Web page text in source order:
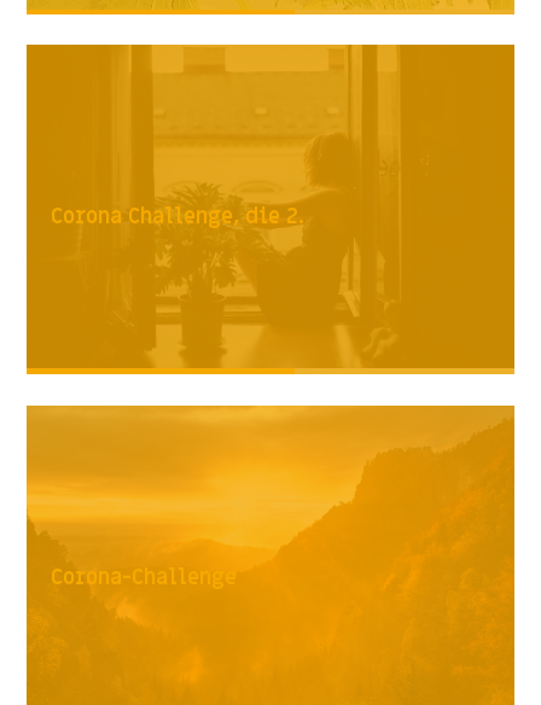
Corona Challenge, die 2.
Corona-Challenge